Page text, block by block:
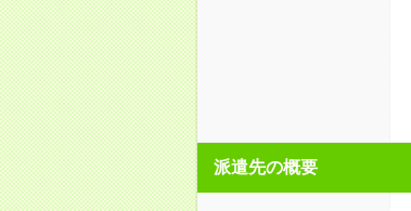
派遣先の概要